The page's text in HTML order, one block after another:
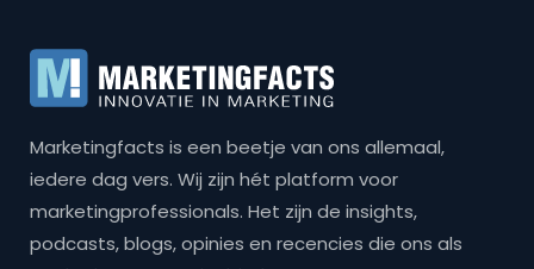
Marketingfacts is een beetje van ons allemaal,
iedere dag vers. Wij zijn hét platform voor
marketingprofessionals. Het zijn de insights,
podcasts, blogs, opinies en recencies die ons als